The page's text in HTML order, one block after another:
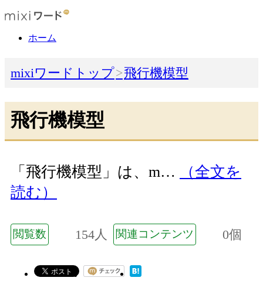
ホーム
mixiワードトップ 飛行機模型
飛行機模型
「飛行機模型」は、m…
（全文を
読む）
閲覧数 154人 関連コンテンツ 0個